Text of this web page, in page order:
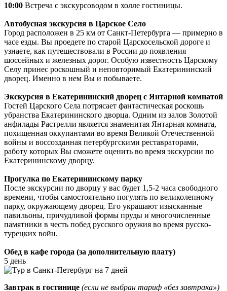
10:00 Встреча с экскурсоводом в холле гостиницы.
Автобусная экскурсия в Царское Село
Город расположен в 25 км от Санкт-Петербурга — примерно в
часе езды. Вы проедете по старой Царскосельской дороге и
узнаете, как путешествовали в России до появления
шоссейных и железных дорог. Особую известность Царскому
Селу принес роскошный и неповторимый Екатерининский
дворец. Именно в нем Вы и побываете.
Экскурсия в Екатерининский дворец с Янтарной комнатой
Гостей Царского Села потрясает фантастическая роскошь
убранства Екатерининского дворца. Одним из залов Золотой
анфилады Растрелли является знаменитая Янтарная комната,
похищенная оккупантами во время Великой Отечественной
войны и воссозданная петербургскими реставраторами,
работу которых Вы сможете оценить во время экскурсии по
Екатерининскому дворцу.
Прогулка по Екатерининскому парку
После экскурсии по дворцу у вас будет 1,5-2 часа свободного
времени, чтобы самостоятельно погулять по великолепному
парку, окружающему дворец. Его украшают изысканные
павильоны, причудливой формы пруды и многочисленные
памятники в честь побед русского оружия во время русско-
турецких войн.
Обед в кафе города (за дополнительную плату)
5 день
Завтрак в гостинице (если не выбран тариф «без завтрака»)